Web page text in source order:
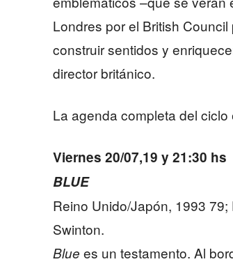
Londres por el British
construir sentidos y
director británico.
La agenda completa del ciclo
Viernes 20/07,19 y 21:30 hs
BLUE
Reino Unido/Japón, 1993
Swinton.
Blue es un testamento. Al